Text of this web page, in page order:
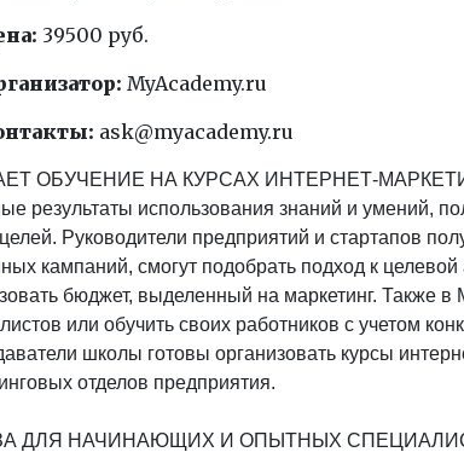
39500 руб.
MyAcademy.ru
ask@myacademy.ru
ОБУЧЕНИЕ НА КУРСАХ ИНТЕРНЕТ-
результаты использования знаний и умений,
Руководители предприятий и стартапов
кампаний, смогут подобрать подход к
бюджет, выделенный на маркетинг. Также
или обучить своих работников с учетом
школы готовы организовать курсы
отделов предприятия.
ДЛЯ НАЧИНАЮЩИХ И ОПЫТНЫХ